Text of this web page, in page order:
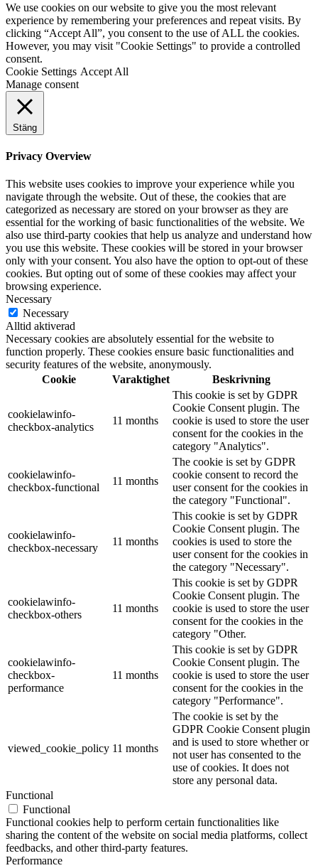
We use cookies on our website to give you the most relevant
experience by remembering your preferences and repeat visits. By
clicking “Accept All”, you consent to the use of ALL the cookies.
However, you may visit "Cookie Settings" to provide a controlled
consent.
Cookie Settings Accept All
Manage consent
Stäng
Privacy Overview
This website uses cookies to improve your experience while you
navigate through the website. Out of these, the cookies that are
categorized as necessary are stored on your browser as they are
essential for the working of basic functionalities of the website. We
also use third-party cookies that help us analyze and understand how
you use this website. These cookies will be stored in your browser
only with your consent. You also have the option to opt-out of these
cookies. But opting out of some of these cookies may affect your
browsing experience.
Necessary
Necessary
Alltid aktiverad
Necessary cookies are absolutely essential for the website to
function properly. These cookies ensure basic functionalities and
security features of the website, anonymously.
Cookie
Varaktighet Beskrivning
cookielawinfo-
checkbox-analytics
11 months
This cookie is set by GDPR
Cookie Consent plugin. The
cookie is used to store the user
consent for the cookies in the
category "Analytics".
cookielawinfo-
checkbox-functional
11 months
The cookie is set by GDPR
cookie consent to record the
user consent for the cookies in
the category "Functional".
cookielawinfo-
checkbox-necessary
11 months
This cookie is set by GDPR
Cookie Consent plugin. The
cookies is used to store the
user consent for the cookies in
the category "Necessary".
cookielawinfo-
checkbox-others
11 months
This cookie is set by GDPR
Cookie Consent plugin. The
cookie is used to store the user
consent for the cookies in the
category "Other.
cookielawinfo-
checkbox-
performance
11 months
This cookie is set by GDPR
Cookie Consent plugin. The
cookie is used to store the user
consent for the cookies in the
category "Performance".
viewed_cookie_policy 11 months
The cookie is set by the
GDPR Cookie Consent plugin
and is used to store whether or
not user has consented to the
use of cookies. It does not
store any personal data.
Functional
Functional
Functional cookies help to perform certain functionalities like
sharing the content of the website on social media platforms, collect
feedbacks, and other third-party features.
Performance